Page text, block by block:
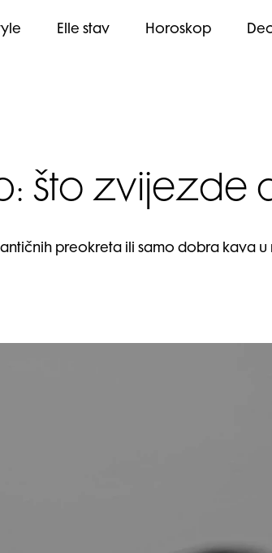
Elle stav Horoskop
što zvijezde
preokreta ili samo dobra kava